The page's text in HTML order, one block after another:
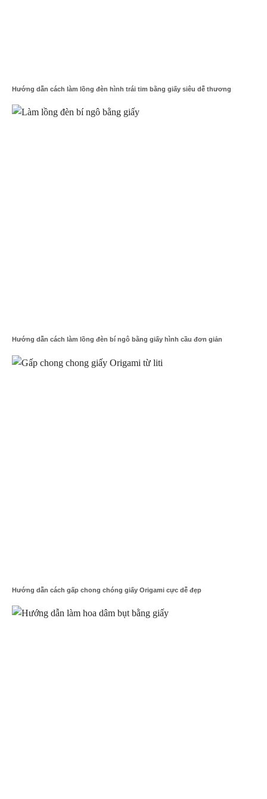
Hướng dẫn cách làm lồng đèn hình trái tim bằng giấy siêu dễ thương
Hướng dẫn cách làm lồng đèn bí ngô bằng giấy hình cầu đơn giản
Hướng dẫn cách gấp chong chóng giấy Origami cực dễ đẹp